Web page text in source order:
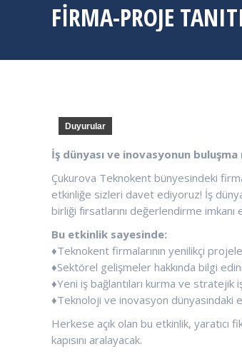
FIRMA-PROJE
Duyurular
İş dünyası ve inovasyonun buluşma
Çukurova Teknokent bünyesindeki
etkinliğe sizleri davet ediyoruz! İş
birliği fırsatlarını değerlendirme
Bu etkinlik sayesinde:
♦️Teknokent firmalarının yenilikçi
♦️Sektörel gelişmeler hakkında bilgi
♦️Yeni iş bağlantıları kurma ve stratejik
♦️Teknoloji ve inovasyon dünyasındaki
Herkese açık olan bu etkinlik, yaratıcı
kapısını aralayacak.